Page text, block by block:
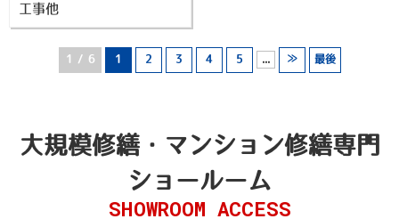
工事他
1 / 6 1 2 3 4 5 ... ≫ 最後
大規模修繕・マンション修繕専門
ショールーム
SHOWROOM ACCESS